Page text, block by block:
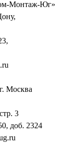
Монтаж-Юг»
Москва
3
доб. 2324